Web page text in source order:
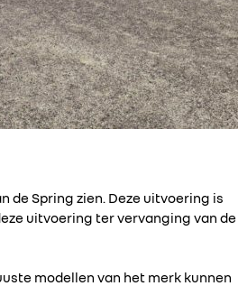
de Spring zien. Deze uitvoering is
uitvoering ter vervanging van de
modellen van het merk kunnen